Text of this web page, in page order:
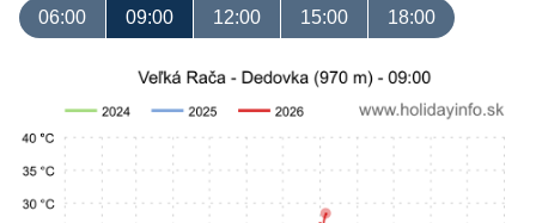
06:00 09:00 12:00 15:00 18:00